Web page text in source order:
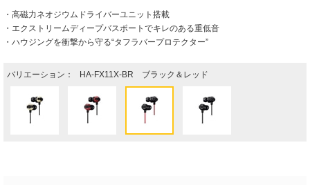
・高磁力ネオジウムドライバーユニット搭載
・エクストリームディープバスポートでキレのある重低音
・ハウジングを衝撃から守る“タフラバープロテクター”
バリエーション： HA-FX11X-BR ブラック＆レッド